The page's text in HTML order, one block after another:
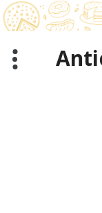
Saltar
al
contenido